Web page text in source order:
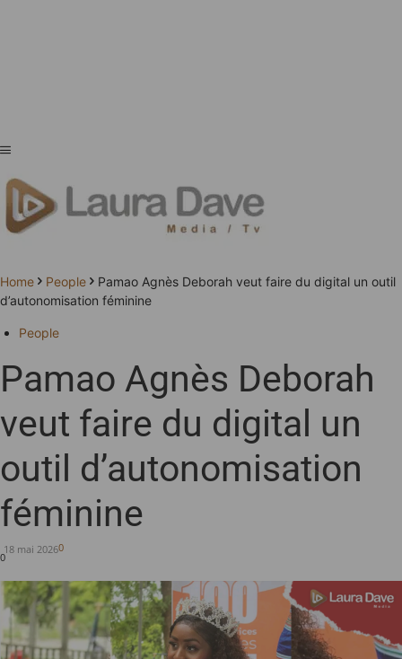
Home People
Pamao Agnès Deborah veut faire du digital un outil
d’autonomisation féminine
People
Pamao Agnès Deborah
veut faire du digital un
outil d’autonomisation
féminine
18 mai 20260
0